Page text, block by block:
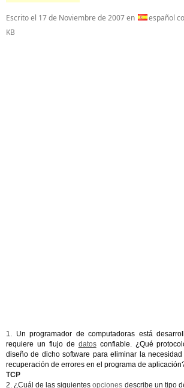
Escrito el 17 de Noviembre de 2007en
español
KB
1. Un programador de computadoras está
requiere un flujo de datosconfiable. ¿Qué
diseño de dicho software para eliminar la
recuperación de errores en el programa de
TCP
2. ¿Cuál de las siguientesopciones describe un tipo